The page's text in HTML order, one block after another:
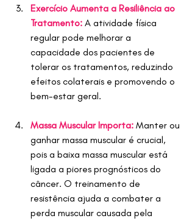
Exercício Aumenta a Resiliência ao
Tratamento: A atividade física
regular pode melhorar a
capacidade dos pacientes de
tolerar os tratamentos, reduzindo
efeitos colaterais e promovendo o
bem-estar geral.
Massa Muscular Importa: Manter ou
ganhar massa muscular é crucial,
pois a baixa massa muscular está
ligada a piores prognósticos do
câncer. O treinamento de
resistência ajuda a combater a
perda muscular causada pela